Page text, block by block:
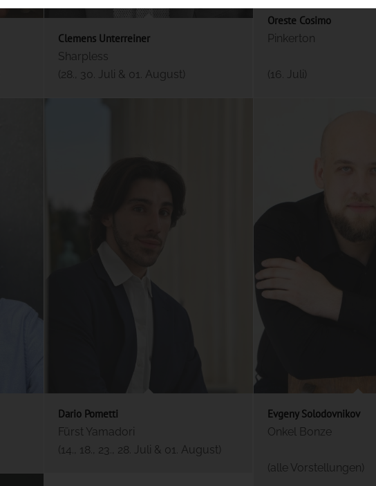
Oreste Cosimo
Pinkerton
(16. Juli)
Clemens Unterreiner
Sharpless
(28., 30. Juli & 01. August)
Dario Pometti
Fürst Yamadori
(14., 18., 23., 28. Juli & 01. August)
Evgeny Solodovnikov
Onkel Bonze
(alle Vorstellungen)